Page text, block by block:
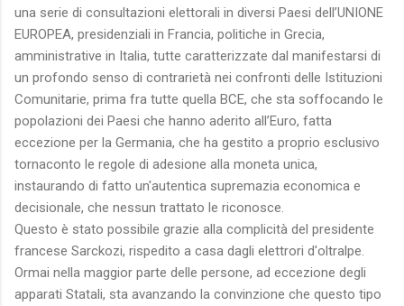
una serie di consultazioni elettorali in diversi Paesi dell’UNIONE
EUROPEA, presidenziali in Francia, politiche in Grecia,
amministrative in Italia, tutte caratterizzate dal manifestarsi di
un profondo senso di contrarietà nei confronti delle Istituzioni
Comunitarie, prima fra tutte quella BCE, che sta soffocando le
popolazioni dei Paesi che hanno aderito all’Euro, fatta
eccezione per la Germania, che ha gestito a proprio esclusivo
tornaconto le regole di adesione alla moneta unica,
instaurando di fatto un'autentica supremazia economica e
decisionale, che nessun trattato le riconosce.
Questo è stato possibile grazie alla complicità del presidente
francese Sarckozi, rispedito a casa dagli elettrori d'oltralpe.
Ormai nella maggior parte delle persone, ad eccezione degli
apparati Statali, sta avanzando la convinzione che questo tipo